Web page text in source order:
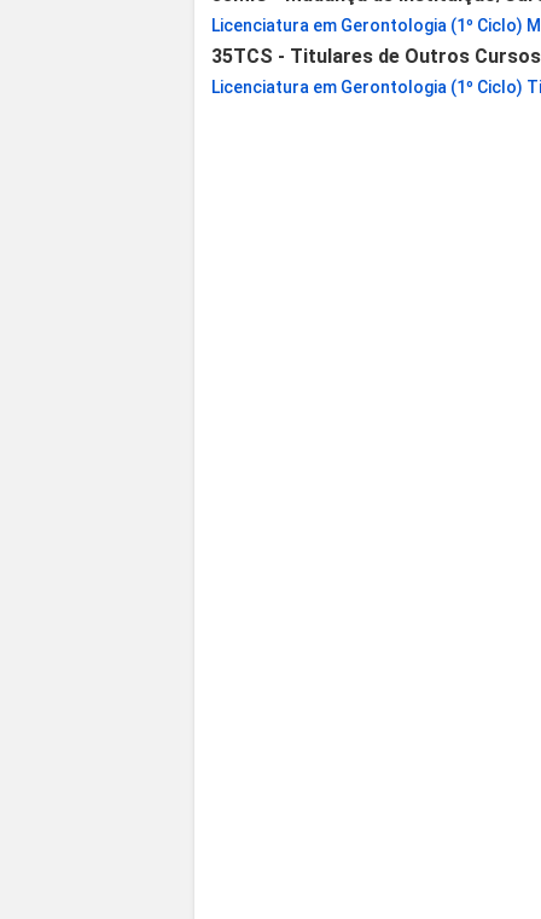
Licenciatura em Gerontologia (1º Ciclo)
35TCS - Titulares de Outros
Licenciatura em Gerontologia (1º Ciclo)